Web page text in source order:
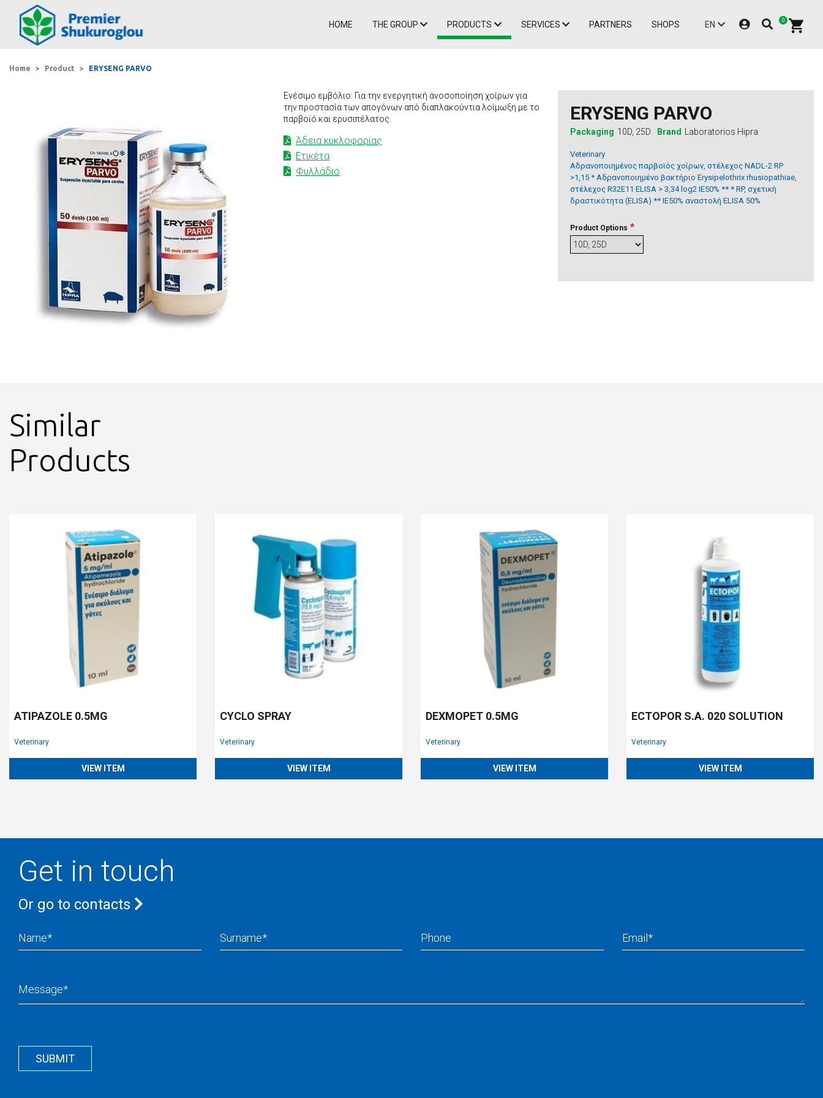
to
Main
HOME THE GROUP PRODUCTS SERVICES PARTNERS SHOPS EN 0
Home Product ERYSENG PARVO
Ενέσιμο εμβόλιο: Για την ενεργητική ανοσοποίηση χοίρων για
την προστασία των απογόνων από διαπλακούντια λοίμωξη με το
παρβοϊό και ερυσιπέλατος.
Άδεια κυκλοφορίας
Ετικέτα
Φυλλάδιο
ERYSENG PARVO
Packaging 10D, 25D Brand Laboratorios Hipra
Veterinary
Αδρανοποιημένος παρβοϊός χοίρων, στέλεχος NADL-2 RP
>1,15 * Αδρανοποιημένο βακτήριο Εrysipelothrix rhusiopathiae,
στέλεχος R32E11 ELISA > 3,34 log2 IE50% ** * RP, σχετική
δραστικότητα (ELISA) ** IE50% αναστολή ELISA 50%
Product Options
Similar
Products
ATIPAZOLE 0.5MG
Veterinary
VIEW ITEM
CYCLO SPRAY
Veterinary
VIEW ITEM
DEXMOPET 0.5MG
Veterinary
VIEW ITEM
ECTOPOR S.A. 020 SOLUTION
Veterinary
VIEW ITEM
Get in touch
Or go to contacts
Name Surname Phone Email
Wrapper
Button
Wrapper
SUBMIT